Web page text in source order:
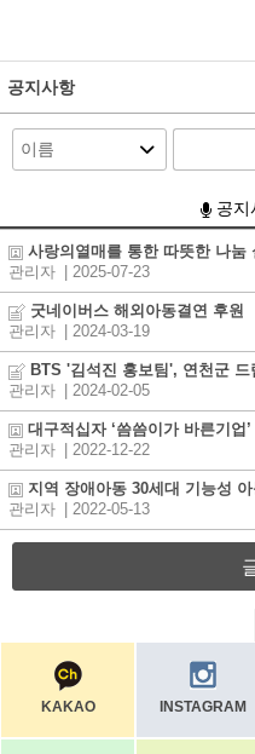
공지사항
공지
사랑의열매를 통한 따뜻한 나눔
관리자
| 2025-07-23
굿네이버스 해외아동결연 후원
관리자
| 2024-03-19
BTS '김석진 홍보팀', 연천군
관리자
| 2024-02-05
대구적십자 ‘씀씀이가 바른기업’
관리자
| 2022-12-22
지역 장애아동 30세대 기능성
관리자
| 2022-05-13
KAKAO INSTAGRAM